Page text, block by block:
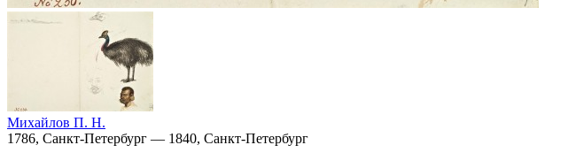
Михайлов П. Н.
1786, Санкт-Петербург — 1840, Санкт-Петербург